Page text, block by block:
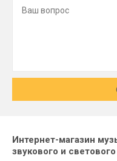
Интернет-магазин
звукового и